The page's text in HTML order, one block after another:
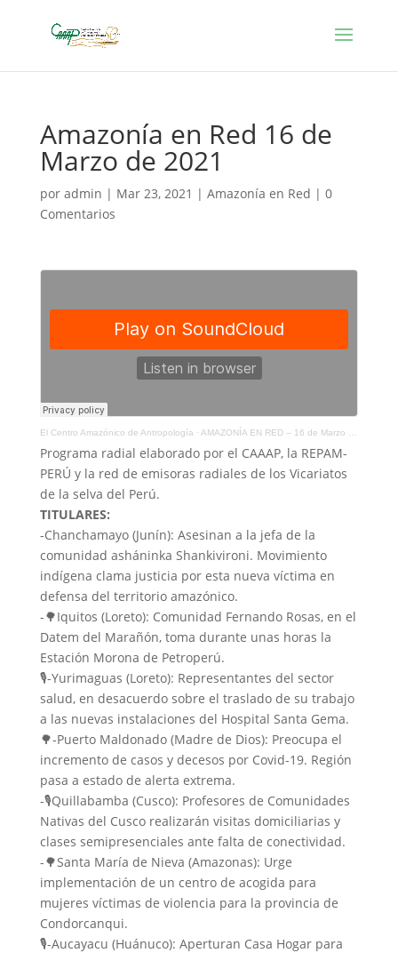
Amazonía en Red 16 de
Marzo de 2021
por admin | Mar 23, 2021 | Amazonía en Red | 0
Comentarios
El Centro Amazónico de Antropología · AMAZONÍA EN RED – 16 de Marzo de 2021
Programa radial elaborado por el CAAAP, la REPAM-
PERÚ y la red de emisoras radiales de los Vicariatos
de la selva del Perú.
TITULARES:
-Chanchamayo (Junín): Asesinan a la jefa de la
comunidad asháninka Shankivironi. Movimiento
indígena clama justicia por esta nueva víctima en
defensa del territorio amazónico.
-🌳Iquitos (Loreto): Comunidad Fernando Rosas, en el
Datem del Marañón, toma durante unas horas la
Estación Morona de Petroperú.
🎙️-Yurimaguas (Loreto): Representantes del sector
salud, en desacuerdo sobre el traslado de su trabajo
a las nuevas instalaciones del Hospital Santa Gema.
🌳-Puerto Maldonado (Madre de Dios): Preocupa el
incremento de casos y decesos por Covid-19. Región
pasa a estado de alerta extrema.
-🎙️Quillabamba (Cusco): Profesores de Comunidades
Nativas del Cusco realizarán visitas domiciliarias y
clases semipresenciales ante falta de conectividad.
-🌳Santa María de Nieva (Amazonas): Urge
implementación de un centro de acogida para
mujeres víctimas de violencia para la provincia de
Condorcanqui.
🎙️-Aucayacu (Huánuco): Aperturan Casa Hogar para